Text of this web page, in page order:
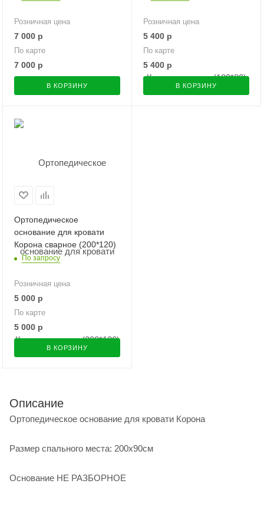
Розничная цена
7 000 р
По карте
7 000 р
В КОРЗИНУ
Розничная цена
5 400 р
По карте
5 400 р
В КОРЗИНУ
Ортопедическое
основание для кровати
Корона сварное (200*120)
По запросу
Розничная цена
5 000 р
По карте
5 000 р
В КОРЗИНУ
Описание
Ортопедическое основание для кровати Корона
Размер спального места: 200х90см
Основание НЕ РАЗБОРНОЕ